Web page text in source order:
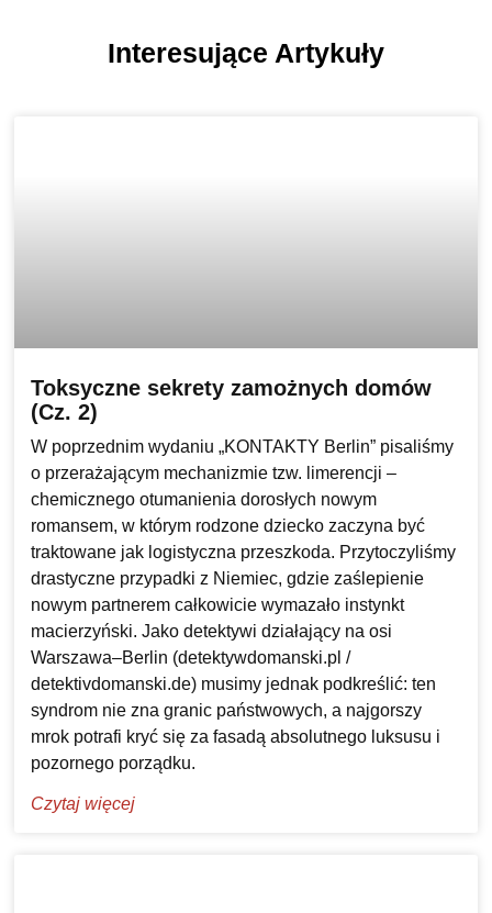
Interesujące Artykuły
Toksyczne sekrety zamożnych domów
(Cz. 2)
W poprzednim wydaniu „KONTAKTY Berlin” pisaliśmy
o przerażającym mechanizmie tzw. limerencji –
chemicznego otumanienia dorosłych nowym
romansem, w którym rodzone dziecko zaczyna być
traktowane jak logistyczna przeszkoda. Przytoczyliśmy
drastyczne przypadki z Niemiec, gdzie zaślepienie
nowym partnerem całkowicie wymazało instynkt
macierzyński. Jako detektywi działający na osi
Warszawa–Berlin (detektywdomanski.pl /
detektivdomanski.de) musimy jednak podkreślić: ten
syndrom nie zna granic państwowych, a najgorszy
mrok potrafi kryć się za fasadą absolutnego luksusu i
pozornego porządku.
Czytaj więcej